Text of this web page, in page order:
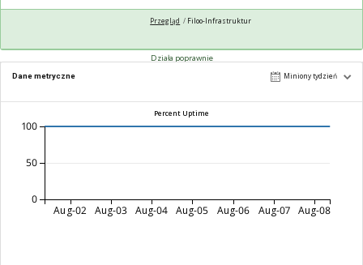
Przegląd Filoo-Infrastruktur
Działa poprawnie
Dane metryczne Miniony tydzień
Percent Uptime
Aug-02 Aug-03 Aug-04 Aug-05 Aug-06 Aug-07 Aug-08
0
50
100